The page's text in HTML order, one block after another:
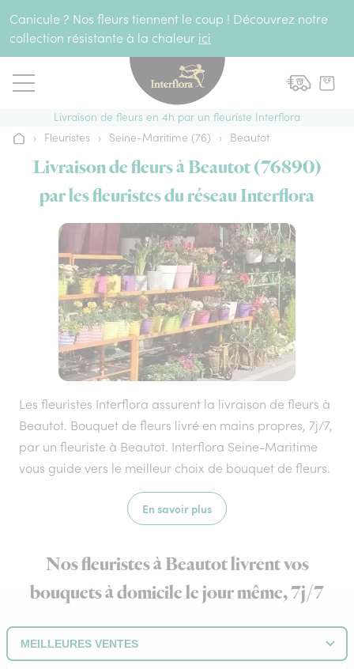
Canicule ? Nos fleurs tiennent le coup ! Découvrez notre
collection résistante à la chaleur ici
Livraison de fleurs en 4h par un fleuriste Interflora
Accueil
› Fleuristes › Seine-Maritime (76) › Beautot
Livraison de fleurs à Beautot (76890)
par les fleuristes du réseau Interflora
Les fleuristes Interflora assurent la livraison de fleurs à
Beautot. Bouquet de fleurs livré en mains propres, 7j/7,
par un fleuriste à Beautot. Interflora Seine-Maritime
vous guide vers le meilleur choix de bouquet de fleurs.
En savoir plus
Nos fleuristes à Beautot livrent vos
bouquets à domicile le jour même, 7j/7